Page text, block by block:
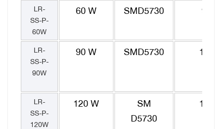
LR-
SS-P-
60W
60 W SMD5730 96
LR-
SS-P-
90W
90 W SMD5730 144
LR-
SS-P-
120W
120 W
SM
D5730
192